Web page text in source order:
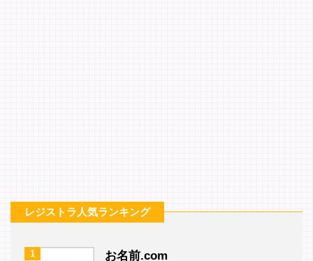
レジストラ人気ランキング
1 お名前.com